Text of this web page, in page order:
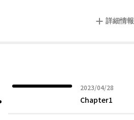
詳細情報
2023/04/28
2023年04月28日
Chapter1